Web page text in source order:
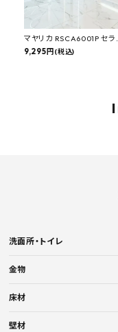
マヤリカ RSCA6001P セラ
ックタイル 大理石調 600角
9,295円 (税込)
洗面所・トイレ
金物
床材
壁材